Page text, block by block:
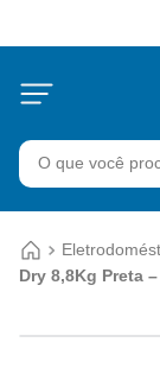
Dry 8,8Kg Preta